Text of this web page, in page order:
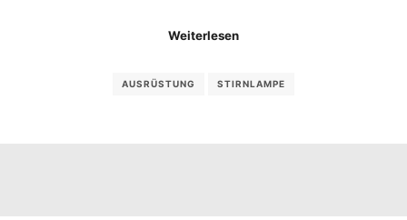
Weiterlesen
AUSRÜSTUNG STIRNLAMPE